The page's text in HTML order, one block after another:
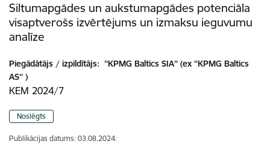
Siltumapgādes un aukstumapgādes potenciāla
visaptverošs izvērtējums un izmaksu ieguvumu
analīze
Piegādātājs / izpildītājs: ''KPMG Baltics SIA'' (ex ''KPMG Baltics
AS'' )
KEM 2024/7
Noslēgts
Publikācijas datums: 03.08.2024.